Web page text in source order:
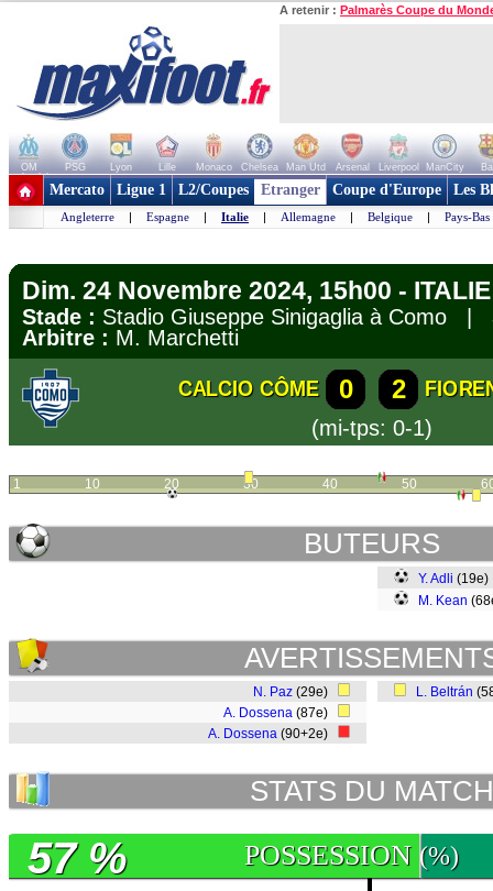
A retenir : Palmarès Coupe du
OM PSG Lyon Lille Monaco Chelsea Man Utd Arsenal Liverpool ManCity
+ de clubs
Mercato Ligue 1 L2/Coupes Etranger Coupe d'Europe Les
Angleterre | Espagne | Italie | Allemagne | Belgique | Pays-Bas
Dim. 24 Novembre 2024, 15h00 -
Stade : Stadio Giuseppe Sinigaglia à Como |
Arbitre : M. Marchetti
CALCIO CÔME 0 2
(mi-tps: 0-1)
1 10 20 30 40 50
BUTEURS
Y. Adli
M. Kean
N. Paz (29e)
A. Dossena (87e)
A. Dossena (90+2e)
L. Beltrán
STATS DU MATCH
POSSESSION (%)
57 %